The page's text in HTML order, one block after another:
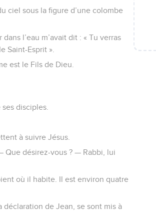
ciel sous la figure d’une colombe
l’eau m’avait dit : « Tu verras
Saint-Esprit ».
est le Fils de Dieu.
disciples.
à suivre Jésus.
Que désirez-vous ? — Rabbi, lui
où il habite. Il est environ quatre
déclaration de Jean, se sont mis à